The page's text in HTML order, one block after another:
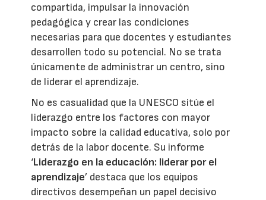
compartida, impulsar la innovación
pedagógica y crear las condiciones
necesarias para que docentes y estudiantes
desarrollen todo su potencial. No se trata
únicamente de administrar un centro, sino
de liderar el aprendizaje.
No es casualidad que la UNESCO sitúe el
liderazgo entre los factores con mayor
impacto sobre la calidad educativa, solo por
detrás de la labor docente. Su informe
‘Liderazgo en la educación: liderar por el
aprendizaje’ destaca que los equipos
directivos desempeñan un papel decisivo